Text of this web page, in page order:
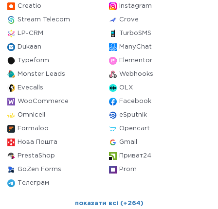
Creatio Instagram
Stream Telecom Crove
LP-CRM TurboSMS
Dukaan ManyChat
Typeform Elementor
Monster Leads Webhooks
Evecalls OLX
WooCommerce Facebook
Omnicell eSputnik
Formaloo Opencart
Нова Пошта Gmail
PrestaShop Приват24
GoZen Forms Prom
Телеграм
показати всі (+264)